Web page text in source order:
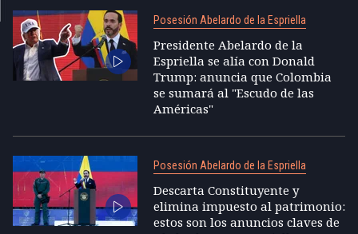
Posesión Abelardo de la Espriella
Presidente Abelardo de la
Espriella se alía con Donald
Trump: anuncia que Colombia
se sumará al "Escudo de las
Américas"
Posesión Abelardo de la Espriella
Descarta Constituyente y
elimina impuesto al patrimonio:
estos son los anuncios claves de